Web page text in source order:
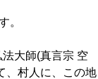
。
大師(真言宗 空
、村人に、この地